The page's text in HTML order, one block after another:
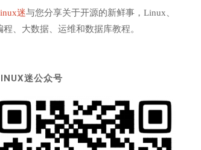
迷与您分享关于开源的新鲜事，Linux、
程、大数据、运维和数据库教程。
迷公众号